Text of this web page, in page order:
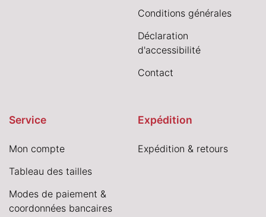
Conditions générales
Déclaration
d'accessibilité
Contact
Service
Mon compte
Tableau des tailles
Modes de paiement &
coordonnées bancaires
Expédition
Expédition & retours